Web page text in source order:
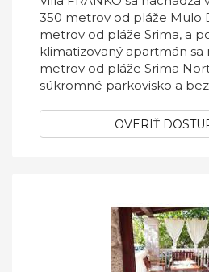
350 metrov od pláže Mulo
metrov od pláže Srima, a
klimatizovaný apartmán sa
metrov od pláže Srima
súkromné ​​parkovisko a
OVERIŤ